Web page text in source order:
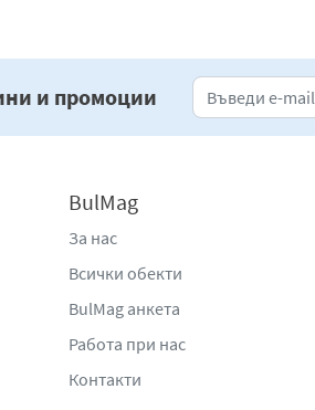
и промоции
BulMag
За нас
Всички обекти
BulMag анкета
Работа при нас
Контакти